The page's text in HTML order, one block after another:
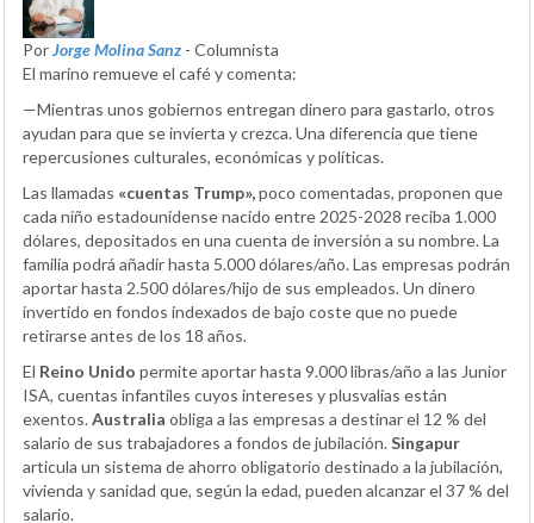
PorJorge Molina Sanz - Columnista
El marino remueve el café y comenta:
—Mientras unos gobiernos entregan dinero para gastarlo, otros
ayudan para que se invierta y crezca. Una diferencia que tiene
repercusiones culturales, económicas y políticas.
Las llamadas «cuentas Trump»,poco comentadas, proponen que
cada niño estadounidense nacido entre 2025-2028 reciba 1.000
dólares, depositados en una cuenta de inversión a su nombre. La
familia podrá añadir hasta 5.000 dólares/año. Las empresas podrán
aportar hasta 2.500 dólares/hijo de sus empleados. Un dinero
invertido en fondos indexados de bajo coste que no puede
retirarse antes de los 18 años.
El Reino Unido permite aportar hasta 9.000 libras/año a las Junior
ISA, cuentas infantiles cuyos intereses y plusvalías están
exentos.Australia obliga a las empresas a destinar el 12 % del
salario de sus trabajadores a fondos de jubilación.Singapur
articula un sistema de ahorro obligatorio destinado a la jubilación,
vivienda y sanidad que, según la edad, pueden alcanzar el 37 % del
salario.